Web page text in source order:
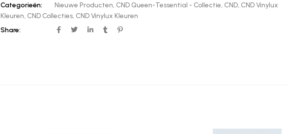
Categorieën:
Nieuwe Producten, CND Queen-Tessential - Collectie, CND, CND Vinylux
Kleuren, CND Collecties, CND Vinylux Kleuren
Share: